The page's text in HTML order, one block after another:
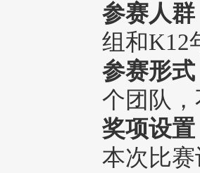
参赛人群
组和K12
参赛形式
个团队
奖项设置
本次比